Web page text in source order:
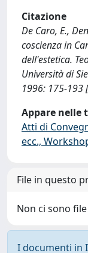
Citazione
De Caro, E.,
coscienza in
dell'estetica.
Università di
1996: 175-
Appare nelle
Atti di
ecc.,
File in questo
Non ci sono
I documenti in